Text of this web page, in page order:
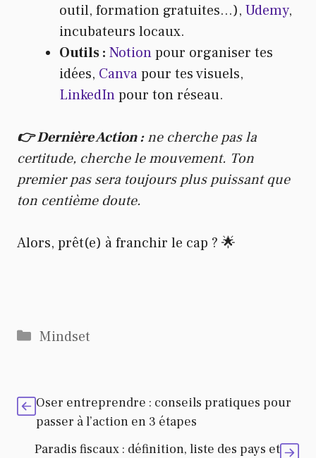
outil, formation gratuites…), Udemy,
incubateurs locaux.
Outils : Notionpour organiser tes
idées, Canvapour tes visuels,
LinkedInpour ton réseau.
👉 Dernière Action :ne cherche pas la
certitude, cherche le mouvement. Ton
premier pas sera toujours plus puissant que
ton centième doute.
Alors, prêt(e) à franchir le cap ? 🌟
Catégories
Mindset
Oser entreprendre : conseils pratiques pour
passer à l’action en 3 étapes
Paradis fiscaux : définition, liste des pays et